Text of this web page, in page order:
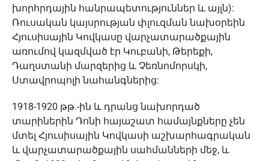
խորհրդային հանրապետություններ և այլն):
Ռուսական կայսրության փլուզման նախօրեին
Հյուսիսային Կովկասը վարչատարածքային
առումով կազմված էր Կուբանի, Թերեքի,
Դաղստանի մարզերից և Չեռնոմորսկի,
Ստավրոպոլի նահանգներից:
1918-1920 թթ.-ին և դրանց նախորդած
տարիներին Դոնի հայաշատ համայնքները չեն
մտել Հյուսիսային Կովկասի աշխարհագրական
և վարչատարածքային սահմանների մեջ, և